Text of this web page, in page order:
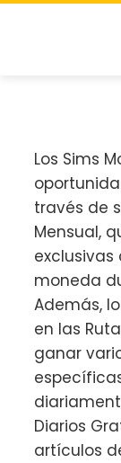
Skip
Los Sims
través de
Mensual,
moneda
Además,
en las
ganar
Diarios
artículos